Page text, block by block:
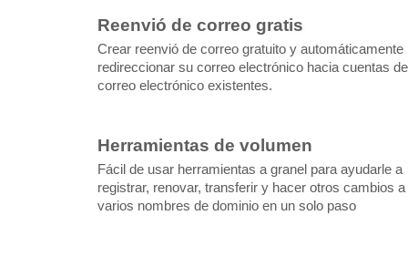
Reenvió de correo gratis
Crear reenvió de correo gratuito y automáticamente
redireccionar su correo electrónico hacia cuentas de
correo electrónico existentes.
Herramientas de volumen
Fácil de usar herramientas a granel para ayudarle a
registrar, renovar, transferir y hacer otros cambios a
varios nombres de dominio en un solo paso